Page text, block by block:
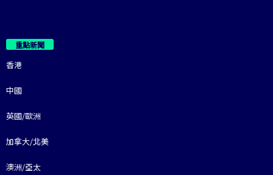
重點新聞
香港
中國
英國/歐洲
加拿大/北美
澳洲/亞太